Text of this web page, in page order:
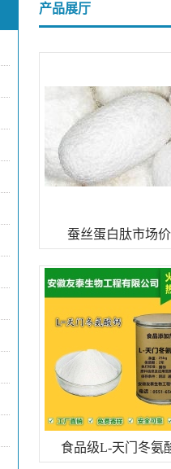
产品展厅
蚕丝蛋白肽市场
食品级L-天门冬氨